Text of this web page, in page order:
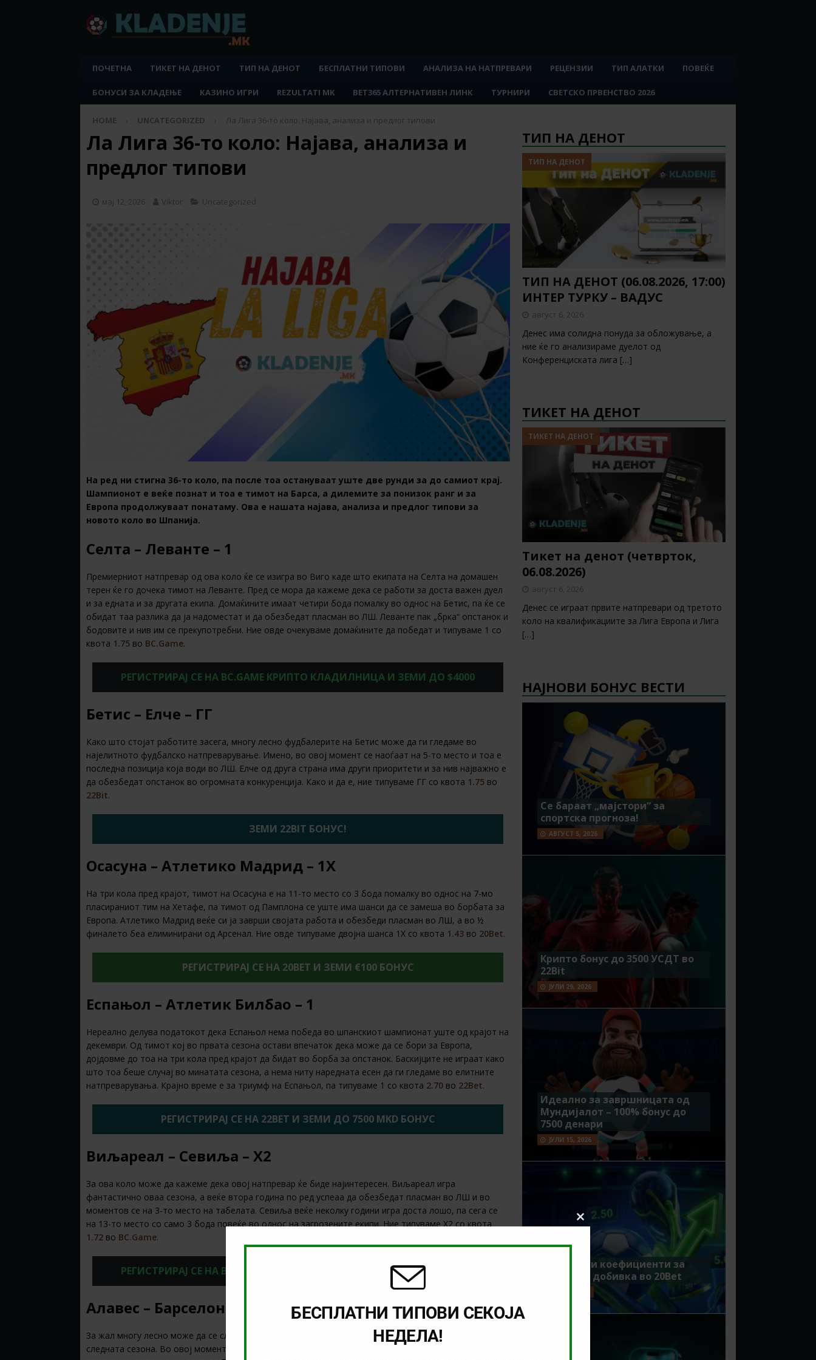
ПОЧЕТНА ТИКЕТ НА ДЕНОТ ТИП НА ДЕНОТ БЕСПЛАТНИ ТИПОВИ АНАЛИЗА НА НАТПРЕВАРИ РЕЦЕНЗИИ ТИП АЛАТКИ ПОВЕЌЕ
БОНУСИ ЗА КЛАДЕЊЕ КАЗИНО ИГРИ REZULTATI MK BET365 АЛТЕРНАТИВЕН ЛИНК ТУРНИРИ СВЕТСКО ПРВЕНСТВО 2026
HOME UNCATEGORIZED Ла Лига 36-то коло: Најава, анализа и предлог типови
Ла Лига 36-то коло: Најава, анализа и
предлог типови
мај 12, 2026 Viktor Uncategorized
На ред ни стигна 36-то коло, па после тоа остануваат уште две рунди за до самиот крај.
Шампионот е веќе познат и тоа е тимот на Барса, а дилемите за понизок ранг и за
Европа продолжуваат понатаму. Ова е нашата најава, анализа и предлог типови за
новото коло во Шпанија.
Селта – Леванте – 1
Премиерниот натпревар од ова коло ќе се изигра во Виго каде што екипата на Селта на домашен
терен ќе го дочека тимот на Леванте. Пред се мора да кажеме дека се работи за доста важен дуел
и за едната и за другата екипа. Домаќините имаат четири бода помалку во однос на Бетис, па ќе се
обидат таа разлика да ја надоместат и да обезбедат пласман во ЛШ. Леванте пак „брка“ опстанок и
бодовите и нив им се прекупотребни. Ние овде очекуваме домаќините да победат и типуваме 1 со
квота 1.75 во BC.Game.
РЕГИСТРИРАЈ СЕ НА BC.GAME КРИПТО КЛАДИЛНИЦА И ЗЕМИ ДО $4000
Бетис – Елче – ГГ
Како што стојат работите засега, многу лесно фудбалерите на Бетис може да ги гледаме во
најелитното фудбалско натпреварување. Имено, во овој момент се наоѓаат на 5-то место и тоа е
последна позиција која води во ЛШ. Елче од друга страна има други приоритети и за нив најважно е
да обезбедат опстанок во огромната конкуренција. Како и да е, ние типуваме ГГ со квота 1.75 во
22Bit.
ЗЕМИ 22BIT БОНУС!
Осасуна – Атлетико Мадрид – 1Х
На три кола пред крајот, тимот на Осасуна е на 11-то место со 3 бода помалку во однос на 7-мо
пласираниот тим на Хетафе, па тимот од Памплона се уште има шанси да се замеша во борбата за
Европа. Атлетико Мадрид веќе си ја заврши својата работа и обезбеди пласман во ЛШ, а во ½
финалето беа елиминирани од Арсенал. Ние овде типуваме двојна шанса 1Х со квота 1.43 во 20Bet.
РЕГИСТРИРАЈ СЕ НА 20BET И ЗЕМИ €100 БОНУС
Еспањол – Атлетик Билбао – 1
Нереално делува податокот дека Еспањол нема победа во шпанскиот шампионат уште од крајот на
декември. Од тимот кој во првата сезона остави впечаток дека може да се бори за Европа,
дојдовме до тоа на три кола пред крајот да бидат во борба за опстанок. Баскијците не играат како
што тоа беше случај во минатата сезона, а нема ниту наредната есен да ги гледаме во елитните
натпреварувања. Крајно време е за триумф на Еспањол, па типуваме 1 со квота 2.70 во 22Bet.
РЕГИСТРИРАЈ СЕ НА 22BET И ЗЕМИ ДО 7500 MKD БОНУС
Виљареал – Севиља – Х2
За ова коло може да кажеме дека овој натпревар ќе биде најинтересен. Виљареал игра
фантастично оваа сезона, а веќе втора година по ред успеаа да обезбедат пласман во ЛШ и во
моментов се на 3-то место на табелата. Севиља веќе неколку години игра доста лошо, па сега се
на 13-то место со само 3 бода повеќе во однос на загрозените екипи. Ние типуваме Х2 со квота
1.72 во BC.Game.
РЕГИСТРИРАЈ СЕ НА BC.GAME КРИПТО КЛАДИЛНИЦА И ЗЕМИ ДО $4000
Алавес – Барселона – 1Х
За жал многу лесно може да се случи ситуација, фудбалерите на Алавес да ги гледаме во Сегунда
следната сезона. Во овој момент се во опасната зона, а да бидеме искрени имаат доста тежок
ТИП НА ДЕНОТ
ТИП НА ДЕНОТ
ТИП НА ДЕНОТ (06.08.2026, 17:00)
ИНТЕР ТУРКУ – ВАДУС
август 6, 2026
Денес има солидна понуда за обложување, а
ние ќе го анализираме дуелот од
Конференциската лига […]
ТИКЕТ НА ДЕНОТ
ТИКЕТ НА ДЕНОТ
Тикет на денот (четврток,
06.08.2026)
август 6, 2026
Денес се играат првите натпревари од третото
коло на квалификациите за Лига Европа и Лига
[…]
НАЈНОВИ БОНУС ВЕСТИ
Се бараат „мајстори“ за
спортска прогноза!
АВГУСТ 5, 2026
Крипто бонус до 3500 УСДТ во
22Bit
ЈУЛИ 29, 2026
Идеално за завршницата од
Мундијалот – 100% бонус до
7500 денари
ЈУЛИ 15, 2026
Зголемени коефициенти за
поголема добивка во 20Bet
БЕСПЛАТНИ ТИПОВИ СЕКОЈА
НЕДЕЛА!